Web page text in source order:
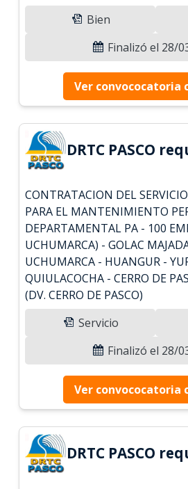
Bien
Finalizó el 28/
Ver convococatoria
DRTC PASCO
CONTRATACION DEL
PARA EL MANTENIMIENTO
DEPARTAMENTAL PA - 100
UCHUMARCA) - GOLAC
UCHUMARCA - HUANGUR -
QUIULACOCHA - CERRO DE
(DV. CERRO DE PASCO)
Servicio
Finalizó el 28/
Ver convococatoria
DRTC PASCO